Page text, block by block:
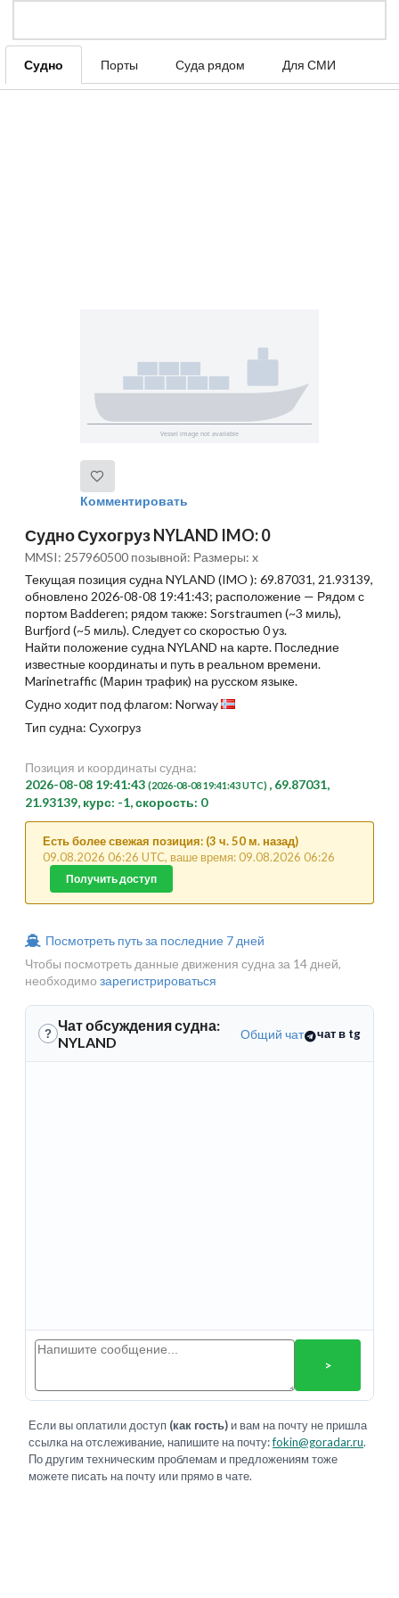
Судно Порты Суда рядом Для СМИ
Комментировать
Судно Сухогруз NYLAND IMO: 0
MMSI: 257960500 позывной: Размеры: x
Текущая позиция судна NYLAND (IMO ): 69.87031, 21.93139,
обновлено 2026-08-08 19:41:43; расположение — Рядом с
портом Badderen; рядом также: Sorstraumen (~3 миль),
Burfjord (~5 миль). Следует со скоростью 0 уз.
Найти положение судна NYLAND на карте. Последние
известные координаты и путь в реальном времени.
Marinetraffic (Марин трафик) на русском языке.
Судно ходит под флагом: Norway
Тип судна: Сухогруз
Позиция и координаты судна:
2026-08-08 19:41:43 (2026-08-08 19:41:43 UTC) , 69.87031,
21.93139, курс: -1, скорость: 0
Есть более свежая позиция: (3 ч. 50 м. назад)
09.08.2026 06:26 UTC, ваше время: 09.08.2026 06:26
Получить доступ
Посмотреть путь за последние 7 дней
Чтобы посмотреть данные движения судна за 14 дней,
необходимо зарегистрироваться
? Чат обсуждения судна:
NYLAND
Общий чат чат в tg
>
Если вы оплатили доступ (как гость) и вам на почту не пришла
ссылка на отслеживание, напишите на почту:fokin@goradar.ru.
По другим техническим проблемам и предложениям тоже
можете писать на почту или прямо в чате.